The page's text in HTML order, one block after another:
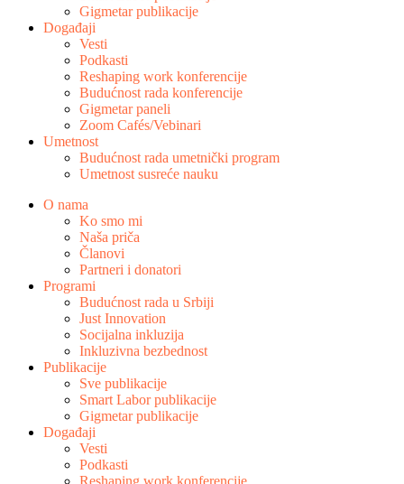
Gigmetar publikacije
Događaji
Vesti
Podkasti
Reshaping work konferencije
Budućnost rada konferencije
Gigmetar paneli
Zoom Cafés/Vebinari
Umetnost
Budućnost rada umetnički program
Umetnost susreće nauku
O nama
Ko smo mi
Naša priča
Članovi
Partneri i donatori
Programi
Budućnost rada u Srbiji
Just Innovation
Socijalna inkluzija
Inkluzivna bezbednost
Publikacije
Sve publikacije
Smart Labor publikacije
Gigmetar publikacije
Događaji
Vesti
Podkasti